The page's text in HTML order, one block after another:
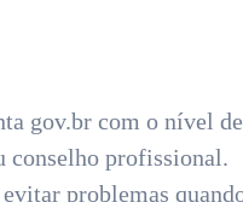
gov.br com o nível
conselho profissional.
problemas